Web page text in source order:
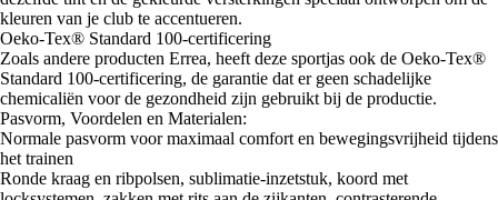
kleuren van je club te accentueren.
Oeko-Tex® Standard 100-certificering
Zoals andere producten Errea, heeft deze sportjas ook de Oeko-Tex®
Standard 100-certificering, de garantie dat er geen schadelijke
chemicaliën voor de gezondheid zijn gebruikt bij de productie.
Pasvorm, Voordelen en Materialen:
Normale pasvorm voor maximaal comfort en bewegingsvrijheid tijdens
het trainen
Ronde kraag en ribpolsen, sublimatie-inzetstuk, koord met